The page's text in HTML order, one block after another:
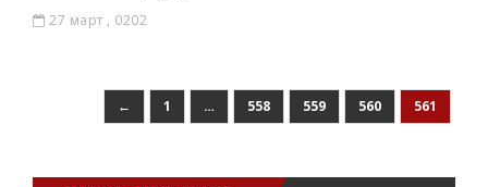
27 март , 0202
← 1 … 558 559 560 561